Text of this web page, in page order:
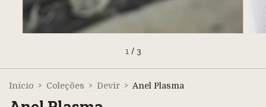
1/ 3
Início > Coleções > Devir > Anel Plasma